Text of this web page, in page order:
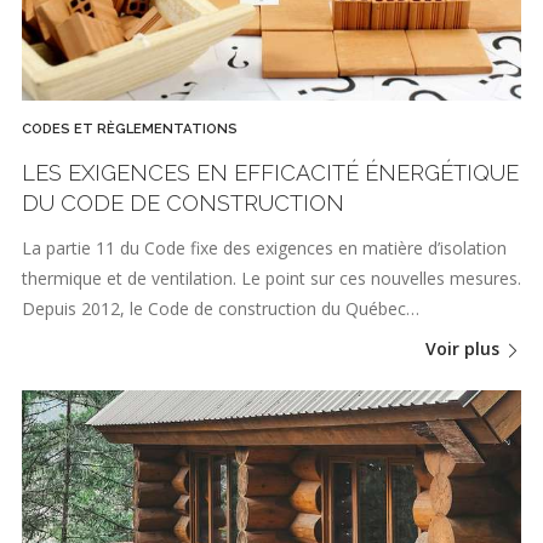
CODES ET RÈGLEMENTATIONS
LES EXIGENCES EN EFFICACITÉ ÉNERGÉTIQUE
DU CODE DE CONSTRUCTION
La partie 11 du Code fixe des exigences en matière d’isolation
thermique et de ventilation. Le point sur ces nouvelles mesures.
Depuis 2012, le Code de construction du Québec…
Voir plus